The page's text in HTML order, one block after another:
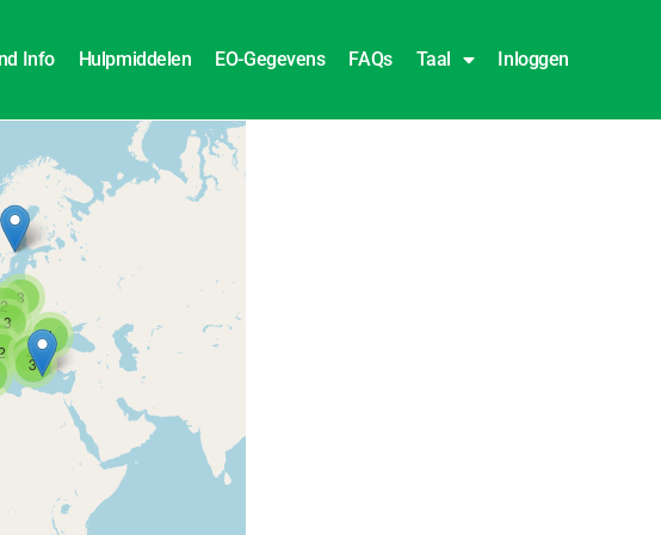
Info Hulpmiddelen EO-Gegevens FAQs Taal Inloggen
2
3
3
4
3
4